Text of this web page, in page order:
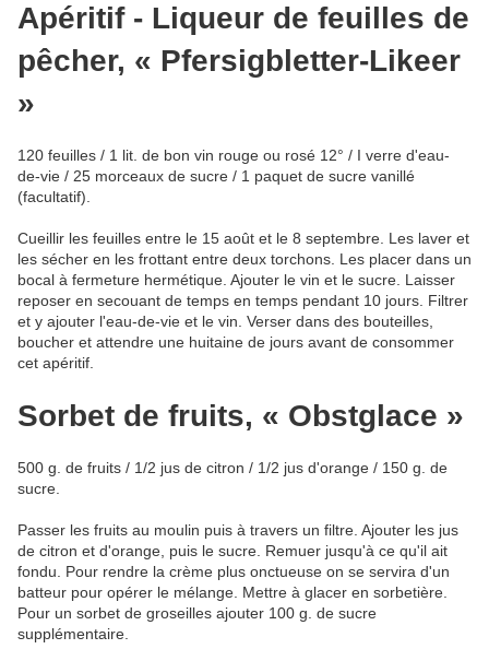
Apéritif - Liqueur de feuilles de
pêcher, « Pfersigbletter-Likeer
»
120 feuilles / 1 lit. de bon vin rouge ou rosé 12° / I verre d'eau-
de-vie / 25 morceaux de sucre / 1 paquet de sucre vanillé
(facultatif).
Cueillir les feuilles entre le 15 août et le 8 septembre. Les laver et
les sécher en les frottant entre deux torchons. Les placer dans un
bocal à fermeture hermétique. Ajouter le vin et le sucre. Laisser
reposer en secouant de temps en temps pendant 10 jours. Filtrer
et y ajouter l'eau-de-vie et le vin. Verser dans des bouteilles,
boucher et attendre une huitaine de jours avant de consommer
cet apéritif.
Sorbet de fruits, « Obstglace »
500 g. de fruits / 1/2 jus de citron / 1/2 jus d'orange / 150 g. de
sucre.
Passer les fruits au moulin puis à travers un filtre. Ajouter les jus
de citron et d'orange, puis le sucre. Remuer jusqu'à ce qu'il ait
fondu. Pour rendre la crème plus onctueuse on se servira d'un
batteur pour opérer le mélange. Mettre à glacer en sorbetière.
Pour un sorbet de groseilles ajouter 100 g. de sucre
supplémentaire.